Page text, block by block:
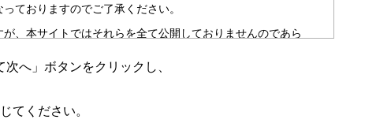
ておりますのでご了承ください。
、本サイトではそれらを全て公開しておりませんのであら
へ」ボタンをクリックし、
てください。